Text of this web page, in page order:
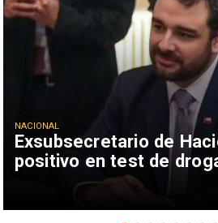
Exsubsecretario de
positivo en test de
NACIONAL